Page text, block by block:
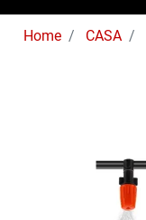
Home CASA